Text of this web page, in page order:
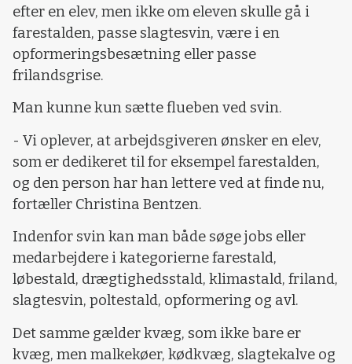
efter en elev, men ikke om eleven skulle gå i
farestalden, passe slagtesvin, være i en
opformeringsbesætning eller passe
frilandsgrise.
Man kunne kun sætte flueben ved svin.
- Vi oplever, at arbejdsgiveren ønsker en elev,
som er dedikeret til for eksempel farestalden,
og den person har han lettere ved at finde nu,
fortæller Christina Bentzen.
Indenfor svin kan man både søge jobs eller
medarbejdere i kategorierne farestald,
løbestald, drægtighedsstald, klimastald, friland,
slagtesvin, poltestald, opformering og avl.
Det samme gælder kvæg, som ikke bare er
kvæg, men malkekøer, kødkvæg, slagtekalve og